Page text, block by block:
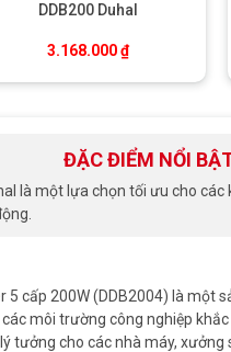
DDB200 Duhal
3.168.000₫
ĐẶC ĐIỂM NỔI
là một lựa chọn tối ưu cho
cấp 200W (DDB2004) là một
môi trường công nghiệp
tưởng cho các nhà máy,